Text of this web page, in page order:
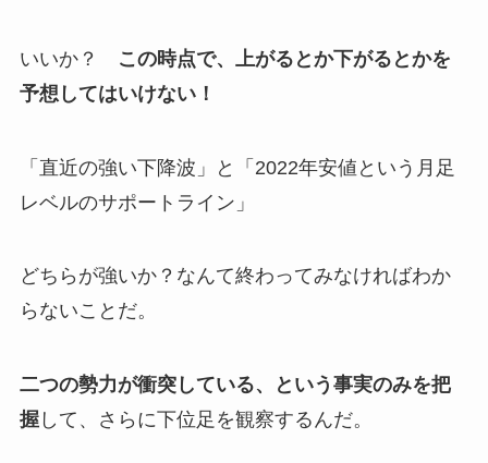
いいか？
この時点で、上がるとか下がるとかを
予想してはいけない！
「直近の強い下降波」と「2022年安値という月足
レベルのサポートライン」
どちらが強いか？なんて終わってみなければわか
らないことだ。
二つの勢力が衝突している、という事実のみを把
握して、さらに下位足を観察するんだ。